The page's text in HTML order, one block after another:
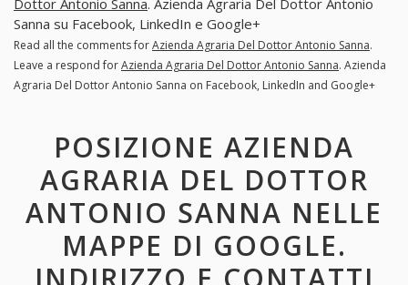
Dottor Antonio Sanna. Azienda Agraria Del Dottor Antonio
Sanna su Facebook, LinkedIn e Google+
Read all the comments forAzienda Agraria Del Dottor Antonio Sanna.
Leave a respond forAzienda Agraria Del Dottor Antonio Sanna. Azienda
Agraria Del Dottor Antonio Sanna on Facebook, LinkedIn and Google+
POSIZIONE AZIENDA
AGRARIA DEL DOTTOR
ANTONIO SANNA NELLE
MAPPE DI GOOGLE.